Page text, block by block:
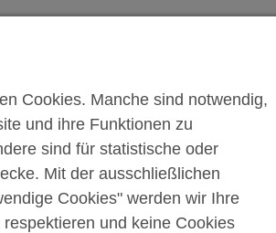
[Alt+1]Zur Hauptnavigation
Neuigkeiten
bei weba – Wissen teilen, Qualität
Cookies. Manche sind notwendig,
und ihre Funktionen zu
sind für statistische oder
Mit der ausschließlichen
Cookies" werden wir Ihre
respektieren und keine Cookies